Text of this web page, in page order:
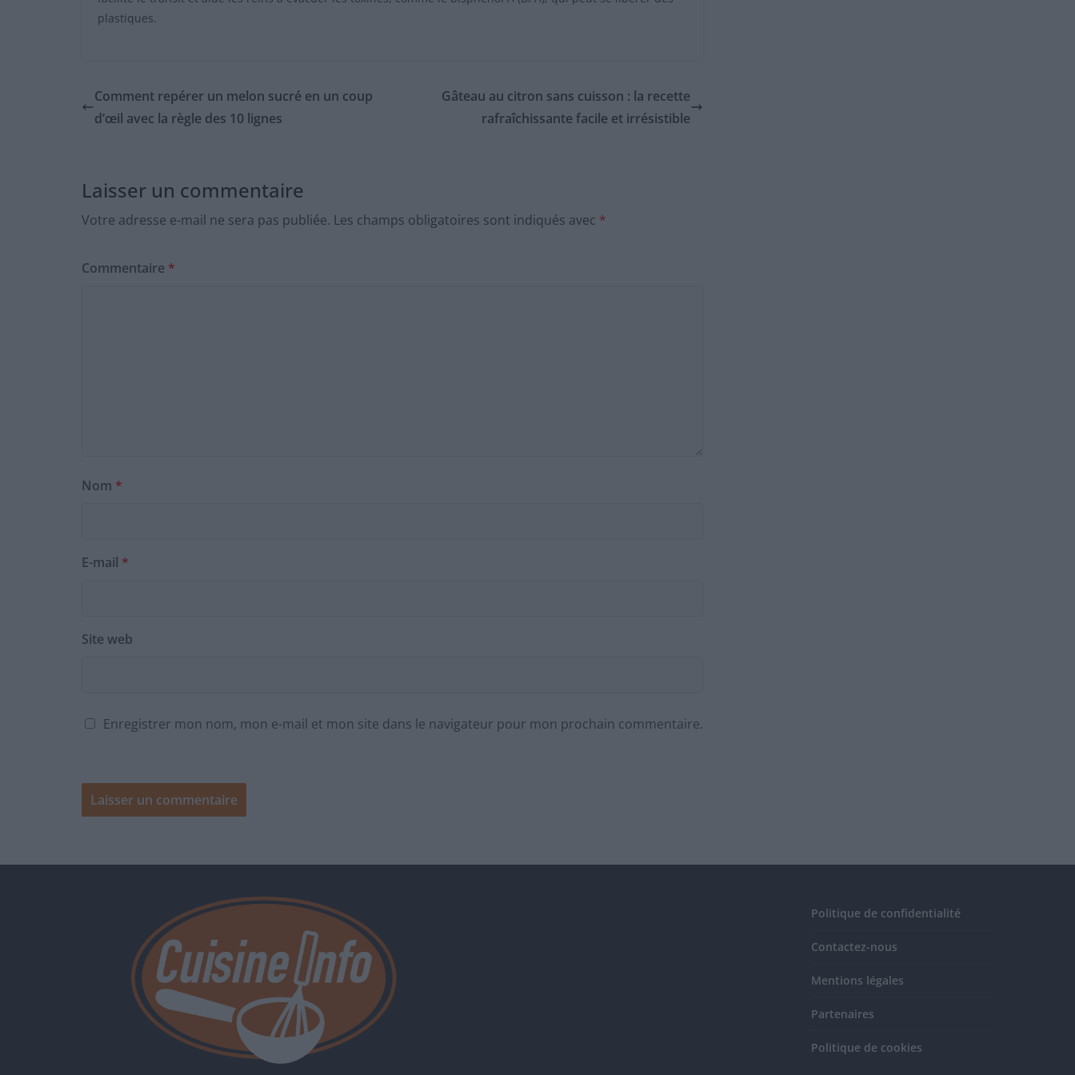
plastiques.
Comment repérer un melon sucré en un coup
d’œil avec la règle des 10 lignes
Gâteau au citron sans cuisson : la recette
rafraîchissante facile et irrésistible
Laisser un commentaire
Votre adresse e-mail ne sera pas publiée. Les champs obligatoires sont indiqués avec *
Commentaire *
Nom *
E-mail *
Site web
Enregistrer mon nom, mon e-mail et mon site dans le navigateur pour mon prochain commentaire.
Politique de confidentialité
Contactez-nous
Mentions légales
Partenaires
Politique de cookies